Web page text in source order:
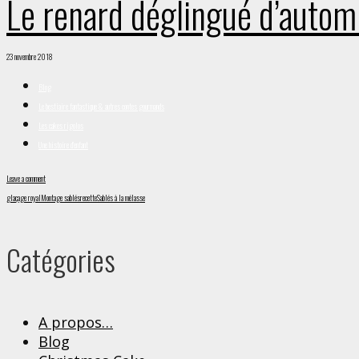
Le renard déglingué
23 novembre 2018
Leave a comment
glaçage royalMontage sablésrecetteSablés à la mélasse
Catégories
A propos…
Blog